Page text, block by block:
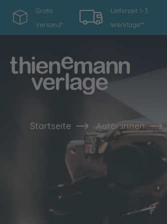
Gratis
Versand*
Lieferzeit 1-3
Werktage**
Startseite Autor:innen